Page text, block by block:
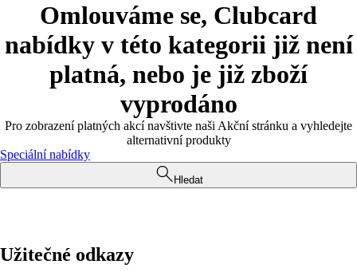
Omlouváme se, Clubcard
nabídky v této kategorii již není
platná, nebo je již zboží
vyprodáno
Pro zobrazení platných akcí navštivte naši Akční stránku a vyhledejte
alternativní produkty
Speciální nabídky
Hledat
Užitečné odkazy